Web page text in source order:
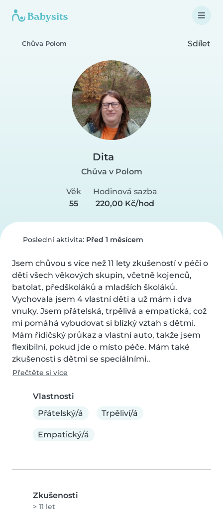
Chůva Polom Sdílet
Dita
Chůva v Polom
Věk
55
Hodinová sazba
220,00 Kč/hod
Poslední aktivita: Před 1 měsícem
Jsem chůvou s více než 11 lety zkušeností v péči o
děti všech věkových skupin, včetně kojenců,
batolat, předškoláků a mladších školáků.
Vychovala jsem 4 vlastní děti a už mám i dva
vnuky. Jsem přátelská, trpělivá a empatická, což
mi pomáhá vybudovat si blízký vztah s dětmi.
Mám řidičský průkaz a vlastní auto, takže jsem
flexibilní, pokud jde o místo péče. Mám také
zkušenosti s dětmi se speciálními..
Přečtěte si více
Vlastnosti
Přátelský/á
Trpěliví/á
Empatický/á
Zkušenosti
> 11 let